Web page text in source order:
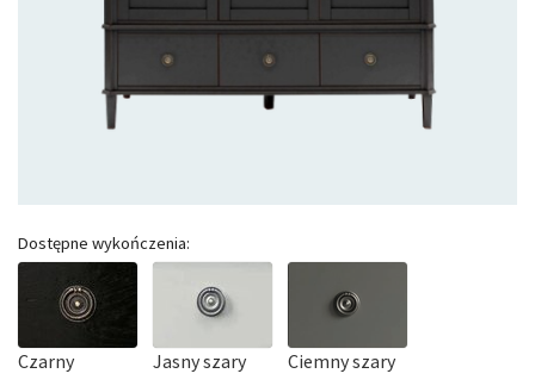
Dostępne wykończenia:
Czarny Jasny szary Ciemny szary